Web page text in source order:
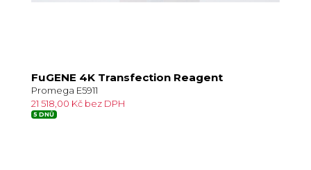
FuGENE 4K Transfection Reagent
Promega E5911
21 518,00 Kč bez DPH
5 DNŮ